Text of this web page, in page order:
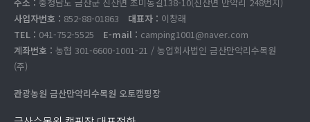
사업자번호 : 852-88-01863 대표자 : 이창래
TEL : 041-752-5525 E-mail : camping1001@naver.com
계좌번호 : 농협 301-6600-1001-21 / 농업회사법인 금산만악리수목원
(주)
관광농원 금산만악리수목원 오토캠핑장